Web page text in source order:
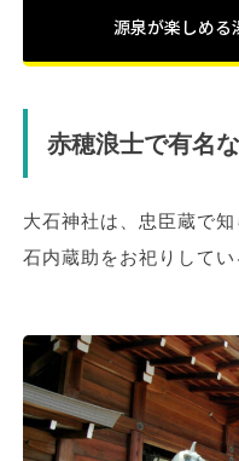
源泉が楽しめる
赤穂浪士で有名
大石神社は、忠臣蔵で
石内蔵助をお祀りしてい